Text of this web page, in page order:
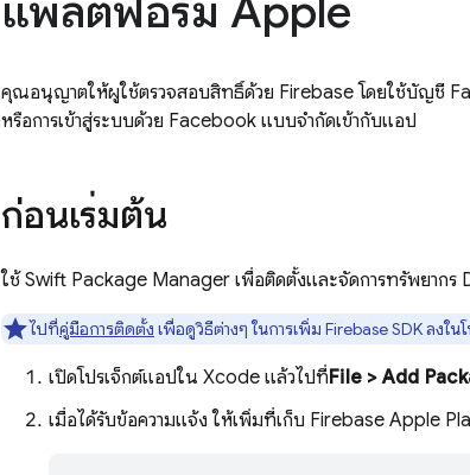
แพลตฟอร์ม Apple
คุณอนุญาตให้ผู้ใช้ตรวจสอบสิทธิ์ด้วย Firebase โดยใช้บัญชี
หรือการเข้าสู่ระบบด้วย Facebook แบบจำกัดเข้ากับแอป
ก่อนเริ่มต้น
ใช้ Swift Package Manager เพื่อติดตั้งและจัดการทรัพยาก
ไปที่คู่มือการติดตั้ง เพื่อดูวิธีต่างๆ ในการเพิ่ม Firebase SDK ลงใน
เปิดโปรเจ็กต์แอปใน Xcode แล้วไปที่File > Add
เมื่อได้รับข้อความแจ้ง ให้เพิ่มที่เก็บ Firebase Apple